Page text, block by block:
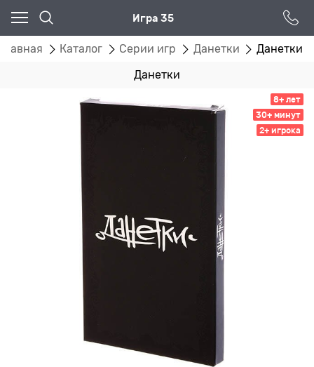
Игра 35
Главная Каталог Серии игр Данетки Данетки
Данетки
8+ лет
30+ минут
2+ игрока